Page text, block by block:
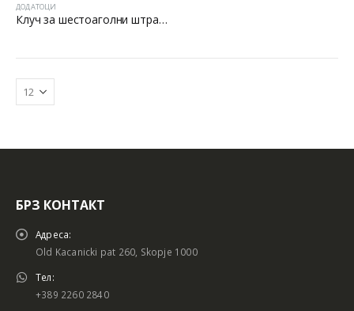
ДОДАТОЦИ
Клуч за шестоаголни штрафови
Батериски сет
БРЗ КОНТАКТ
Адреса:
Old Kacanicki pat 260, Skopje 1000
Тел:
+389 2260 2840